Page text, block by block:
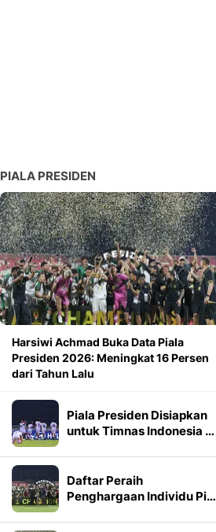
PIALA PRESIDEN
Harsiwi Achmad Buka Data Piala
Presiden 2026: Meningkat 16 Persen
dari Tahun Lalu
Piala Presiden Disiapkan
untuk Timnas Indonesia …
Daftar Peraih
Penghargaan Individu Pi…